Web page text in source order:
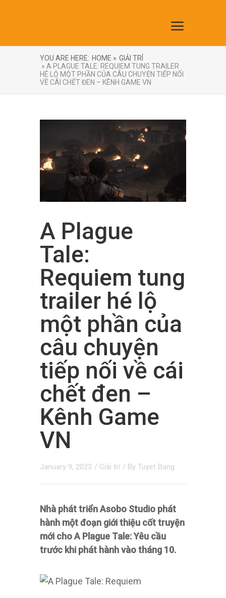
YOU ARE HERE: HOME » GIẢI TRÍ
» A PLAGUE TALE: REQUIEM TUNG TRAILER
HÉ LỘ MỘT PHẦN CỦA CÂU CHUYỆN TIẾP NỐI
VỀ CÁI CHẾT ĐEN – KÊNH GAME VN
A Plague
Tale:
Requiem tung
trailer hé lộ
một phần của
câu chuyện
tiếp nối về cái
chết đen –
Kênh Game
VN
January 9, 2023 / Giải trí / By Tuyet Bang
Nhà phát triển Asobo Studio phát
hành một đoạn giới thiệu cốt truyện
mới cho A Plague Tale: Yêu cầu
trước khi phát hành vào tháng 10.